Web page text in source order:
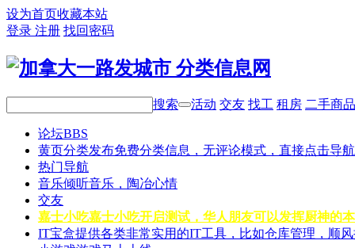
设为首页收藏本站
登录 注册 找回密码
搜索 活动 交友 找工 租房 二手商品
论坛BBS
黄页分类发布免费分类信息，无评论模式，直接点击导
热门导航
音乐倾听音乐，陶冶心情
交友
嘉士小吃嘉士小吃开启测试，华人朋友可以发挥厨神的
IT宝盒提供各类非常实用的IT工具，比如仓库管理，顺